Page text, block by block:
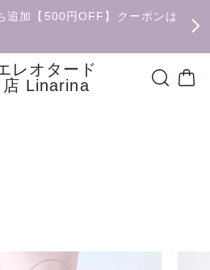
追加【500円OFF】クーポンは
レオタード
店 Linarina